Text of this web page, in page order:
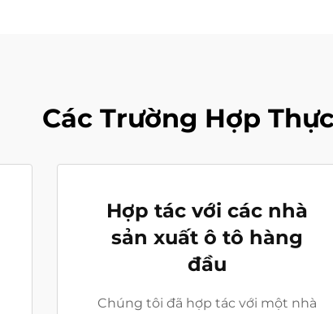
Các Trường Hợp
Hợp tác với các nhà
sản xuất ô tô hàng
đầu
Chúng tôi đã hợp tác với một nhà